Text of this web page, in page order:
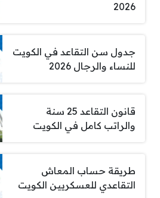
2026
جدول سن التقاعد في الكويت
للنساء والرجال 2026
قانون التقاعد 25 سنة
والراتب كامل في الكويت
طريقة حساب المعاش
التقاعدي للعسكريين الكويت